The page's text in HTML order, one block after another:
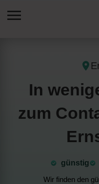
In
zum
günstig
Wir finden den